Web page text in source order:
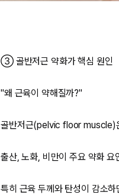
③ 골반저근 약화가 핵심 원인
"왜 근육이 약해질까?"
골반저근(pelvic floor muscle)
출산, 노화, 비만이 주요 약화 요
특히 근육 두께와 탄성이 감소